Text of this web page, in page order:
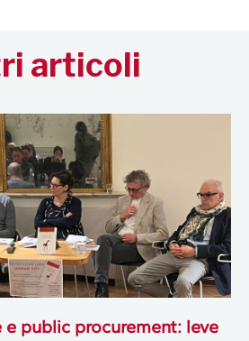
articoli
public procurement: leve